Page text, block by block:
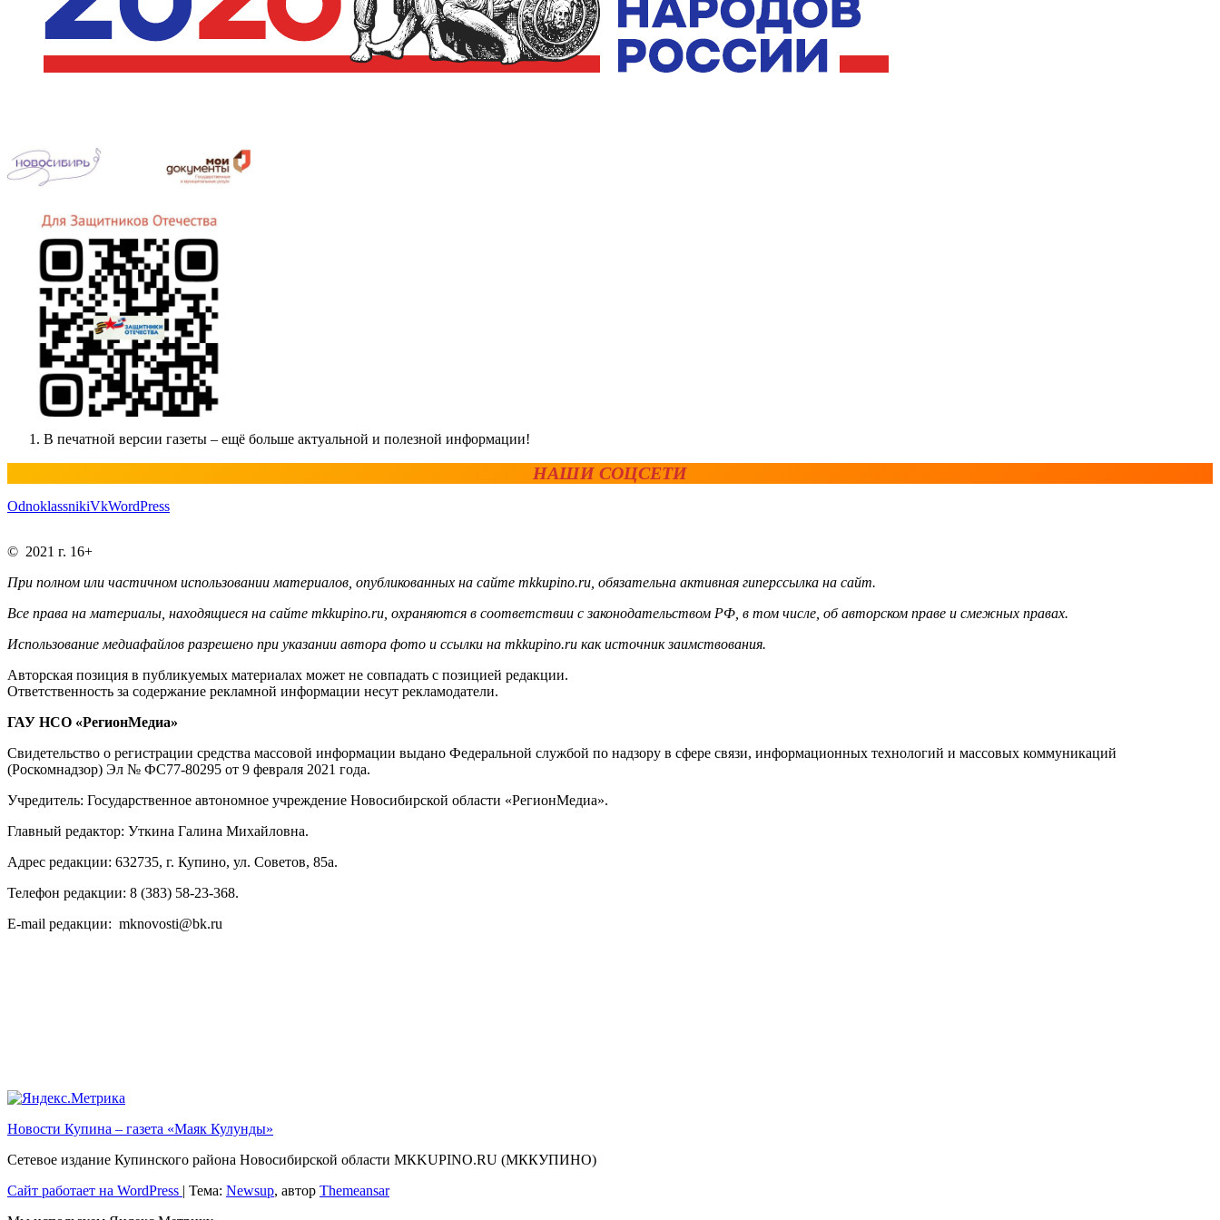
В печатной версии газеты – ещё больше актуальной и полезной информации!
НАШИ СОЦСЕТИ
OdnoklassnikiVkWordPress
© 2021 г. 16+
При полном или частичном использовании материалов, опубликованных на сайте mkkupino.ru, обязательна активная гиперссылка на сайт.
Все права на материалы, находящиеся на сайте mkkupino.ru, охраняются в соответствии с законодательством РФ, в том числе, об авторском праве и смежных правах.
Использование медиафайлов разрешено при указании автора фото и ссылки на mkkupino.ru как источник заимствования.
Авторская позиция в публикуемых материалах может не совпадать с позицией редакции.
Ответственность за содержание рекламной информации несут рекламодатели.
ГАУ НСО «РегионМедиа»
Свидетельство о регистрации средства массовой информации выдано Федеральной службой по надзору в сфере связи, информационных технологий и массовых коммуникаций
(Роскомнадзор) Эл № ФС77-80295 от 9 февраля 2021 года.
Учредитель: Государственное автономное учреждение Новосибирской области «РегионМедиа».
Главный редактор: Уткина Галина Михайловна.
Адрес редакции: 632735, г. Купино, ул. Советов, 85а.
Телефон редакции: 8 (383) 58-23-368.
E-mail редакции: mknovosti@bk.ru
Новости Купина – газета «Маяк Кулунды»
Сетевое издание Купинского района Новосибирской области МКKUPINO.RU (МККУПИНО)
Сайт работает на WordPress | Тема: Newsup, автор Themeansar